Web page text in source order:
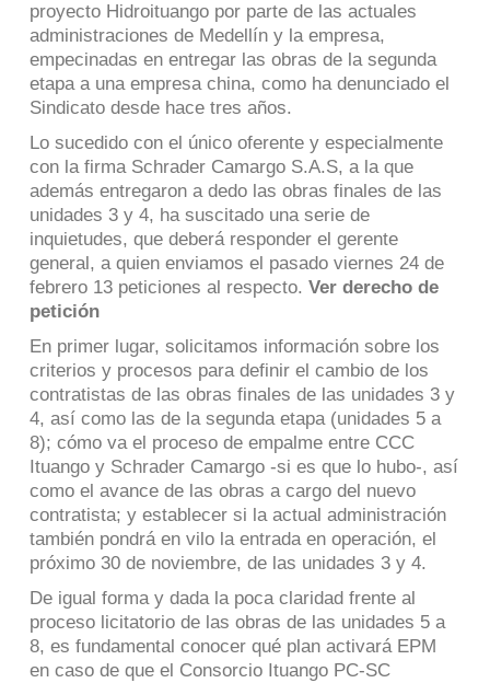
proyecto Hidroituango por parte de las actuales
administraciones de Medellín y la empresa,
empecinadas en entregar las obras de la segunda
etapa a una empresa china, como ha denunciado el
Sindicato desde hace tres años.
Lo sucedido con el único oferente y especialmente
con la firma Schrader Camargo S.A.S, a la que
además entregaron a dedo las obras finales de las
unidades 3 y 4, ha suscitado una serie de
inquietudes, que deberá responder el gerente
general, a quien enviamos el pasado viernes 24 de
febrero 13 peticiones al respecto. Ver derecho de
petición
En primer lugar, solicitamos información sobre los
criterios y procesos para definir el cambio de los
contratistas de las obras finales de las unidades 3 y
4, así como las de la segunda etapa (unidades 5 a
8); cómo va el proceso de empalme entre CCC
Ituango y Schrader Camargo -si es que lo hubo-, así
como el avance de las obras a cargo del nuevo
contratista; y establecer si la actual administración
también pondrá en vilo la entrada en operación, el
próximo 30 de noviembre, de las unidades 3 y 4.
De igual forma y dada la poca claridad frente al
proceso licitatorio de las obras de las unidades 5 a
8, es fundamental conocer qué plan activará EPM
en caso de que el Consorcio Ituango PC-SC